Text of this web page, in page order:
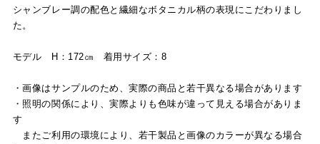
シャンブレー調の配色と繊細なボタニカル柄の表現にこだわりまし
た。
モデル H：172㎝ 着用サイズ：8
・画像はサンプルのため、実際の商品と若干異なる場合があります
・照明の関係により、実際よりも色味が違って見える場合がありま
す
またご利用の環境により、若干製品と画像のカラーが異なる場合